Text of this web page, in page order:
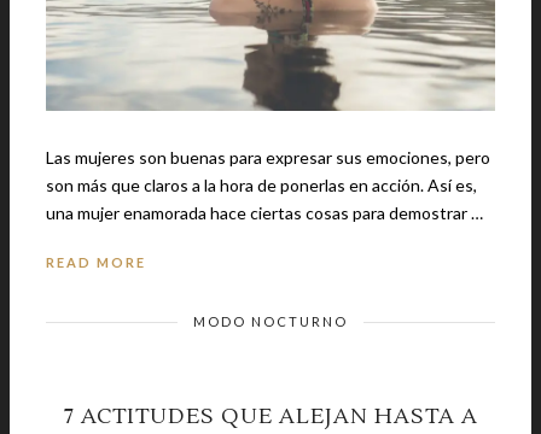
Las mujeres son buenas para expresar sus emociones, pero
son más que claros a la hora de ponerlas en acción. Así es,
una mujer enamorada hace ciertas cosas para demostrar …
READ MORE
MODO NOCTURNO
7 ACTITUDES QUE ALEJAN HASTA A